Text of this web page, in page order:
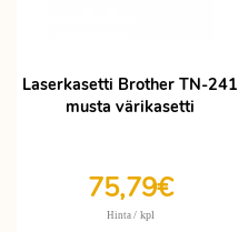
Laserkasetti Brother TN-241
musta värikasetti
75,79€
Hinta / kpl